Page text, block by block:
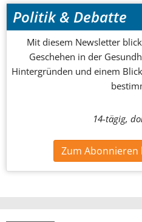
Politik & Debatte
Mit diesem Newsletter
Geschehen in der
Hintergründen und einem
14-tägig,
Zum